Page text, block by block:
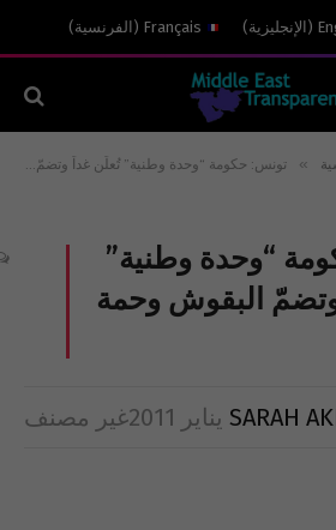
( الإنجليزية)
Français
( الفرنسية)
» تونس: حكومة “وحدة وطنية” تُعلَن غداً وتضمّ البقوش وحمة الحمامي
“وحدة وطنية”
البقوش وحمة
SARAH غير مصنف